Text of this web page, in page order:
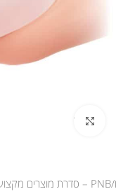
לחץ להגדלת התמונה
PNB – סדרת מוצרים מקצועיים